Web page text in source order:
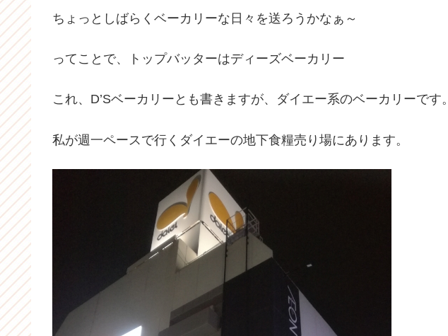
ちょっとしばらくベーカリーな日々を送ろうかなぁ～
ってことで、トップバッターはディーズベーカリー
これ、D’Sベーカリーとも書きますが、ダイエー系のベーカリーです。
私が週一ペースで行くダイエーの地下食糧売り場にあります。